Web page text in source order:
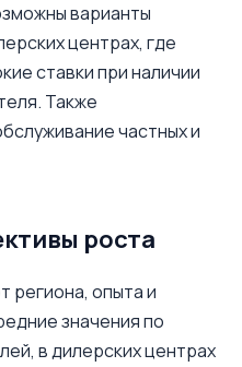
варианты
центрах, где
ставки при наличии
Также
частных и
роста
региона, опыта и
значения по
в дилерских центрах